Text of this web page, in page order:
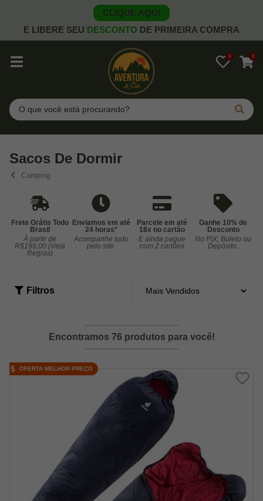
CLIQUE AQUI
E LIBERE SEU DESCONTO DE PRIMEIRA COMPRA
0 0
Pesquisar
Sacos De Dormir
Camping
Frete Grátis Todo
Brasil
À partir de
R$199,00 (Veja
Regras)
Enviamos em até
24 horas*
Acompanhe tudo
pelo site.
Parcele em até
18x no cartão
E ainda pague
com 2 cartões
Ganhe 10% de
Desconto
No PIX, Boleto ou
Depósito.
Filtros
Encontramos 76 produtos para você!
OFERTA MELHOR PREÇO